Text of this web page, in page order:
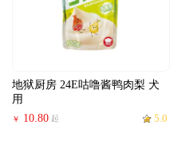
地狱厨房 24E咕噜酱鸭肉梨 犬
用
￥ 10.80 起 5.0